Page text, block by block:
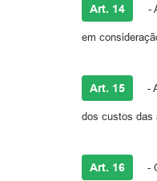
Art. 14 -
em
Art. 15 -
dos custos das
Art. 16 -